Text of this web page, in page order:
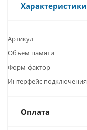
Характеристики
Артикул
Объем памяти
Форм-фактор
Интерфейс подключения
Оплата